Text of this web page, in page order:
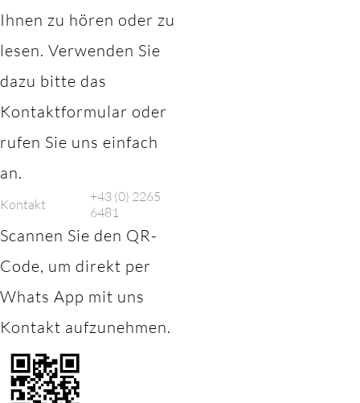
Ihnen zu hören oder zu
lesen. Verwenden Sie
dazu bitte das
Kontaktformular oder
rufen Sie uns einfach
an.
Kontakt
+43 (0) 2265
6481
Scannen Sie den QR-
Code, um direkt per
Whats App mit uns
Kontakt aufzunehmen.